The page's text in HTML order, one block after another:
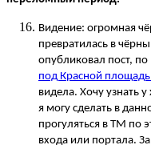
Видение: огромная
превратилась в
опубликовал пост,
под Красной
видела. Хочу узнать
я могу сделать в
прогуляться в ТМ по
входа или портала.